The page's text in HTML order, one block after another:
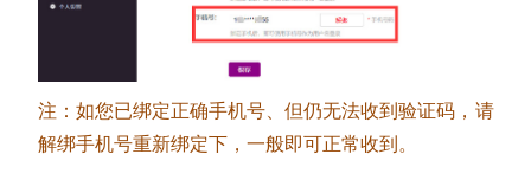
注：如您已绑定正确手机号、但仍无法收到验证码，请
解绑手机号重新绑定下，一般即可正常收到。